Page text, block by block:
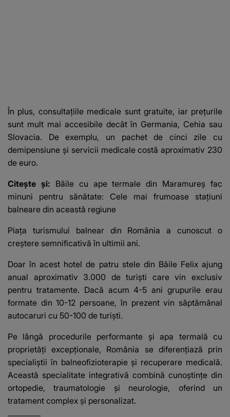
În plus, consultațiile medicale sunt gratuite, iar prețurile
sunt mult mai accesibile decât în Germania, Cehia sau
Slovacia. De exemplu, un pachet de cinci zile cu
demipensiune și servicii medicale costă aproximativ 230
de euro.
Citește și: Băile cu ape termale din Maramureș fac
minuni pentru sănătate: Cele mai frumoase stațiuni
balneare din această regiune
Piața turismului balnear din România a cunoscut o
creștere semnificativă în ultimii ani.
Doar în acest hotel de patru stele din Băile Felix ajung
anual aproximativ 3.000 de turiști care vin exclusiv
pentru tratamente. Dacă acum 4-5 ani grupurile erau
formate din 10-12 persoane, în prezent vin săptămânal
autocaruri cu 50-100 de turiști.
Pe lângă procedurile performante și apa termală cu
proprietăți excepționale, România se diferențiază prin
specialiștii în balneofizioterapie și recuperare medicală.
Această specialitate integrativă combină cunoștințe din
ortopedie, traumatologie și neurologie, oferind un
tratament complex și personalizat.